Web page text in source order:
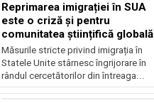
Reprimarea imigrației în SUA
este o criză și pentru
comunitatea științifică globală
Măsurile stricte privind imigrația în
Statele Unite stârnesc îngrijorare în
rândul cercetătorilor din întreaga...